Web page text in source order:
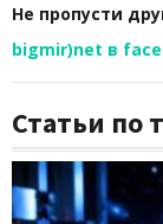
Не пропусти
bigmir)net в
Статьи по